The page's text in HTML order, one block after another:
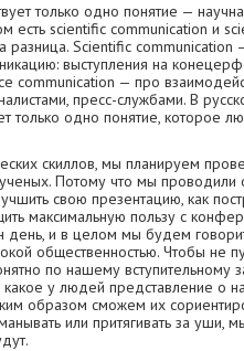
только одно понятие —
есть scientific communication и
разница. Scientific
выступления на
communication — про
пресс-службами. В
только одно понятие, которое
скиллов, мы планируем
Потому что мы проводили
свою презентацию, как
максимальную пользу с
день, и в целом мы будем
общественностью. Чтобы не
по нашему вступительному
у людей представление о
образом сможем их
или притягивать за уши,